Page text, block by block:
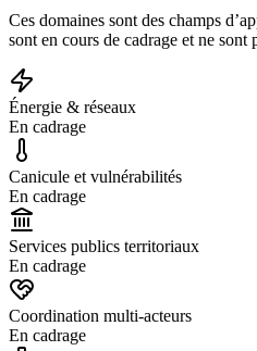
Ces domaines sont des champs
sont en cours de cadrage et ne sont
Énergie & réseaux
En cadrage
Canicule et vulnérabilités
En cadrage
Services publics territoriaux
En cadrage
Coordination multi-acteurs
En cadrage